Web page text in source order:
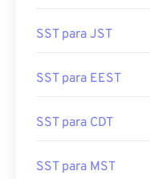
SST para JST
SST para EEST
SST para CDT
SST para MST